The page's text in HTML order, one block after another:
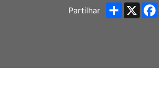
Partilhar ShareX